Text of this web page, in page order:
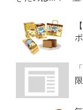
る“豪華スーパー